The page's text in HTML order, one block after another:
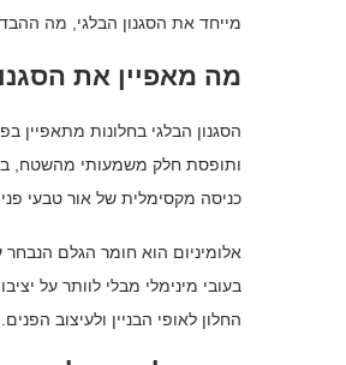
מייחד את הסגנון הבלגי, מה
מה מאפיין את
הסגנון הבלגי בחלונות מתאפיין
ותופסת חלק משמעותי מהשטח,
כניסה מקסימלית של אור טבעי
אלומיניום הוא חומר הגלם הנבחר
בעובי מינימלי מבלי לוותר על
החלון לאופי הבניין ולעיצוב הפנים.